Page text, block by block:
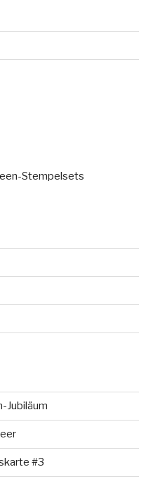
Stempelsets
Jubiläum
#3